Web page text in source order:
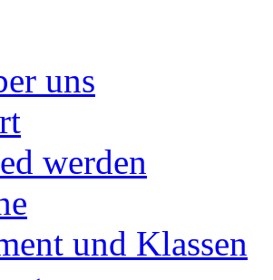
uns
werden
und Klassen